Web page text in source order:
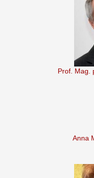
Prof. Mag.
Anna